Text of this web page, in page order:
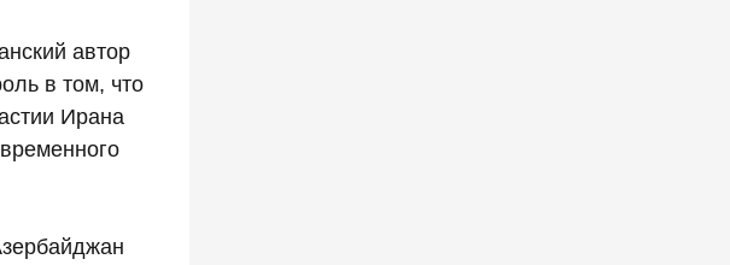
автор
в том, что
Ирана